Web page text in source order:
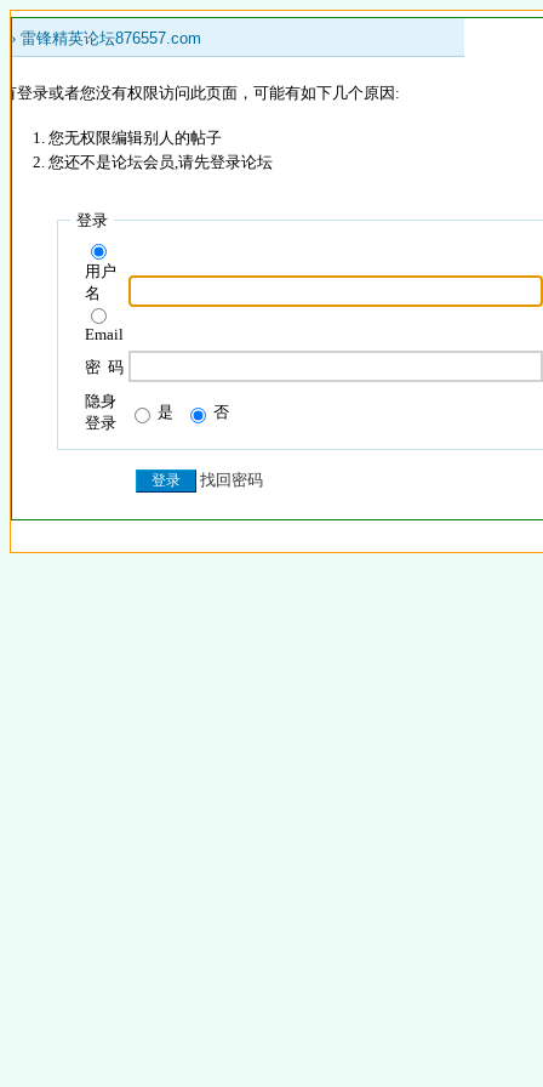
» 雷锋精英论坛876557.com
登录或者您没有权限访问此页面，可能有如下几个原因:
您无权限编辑别人的帖子
您还不是论坛会员,请先登录论坛
登录
用户
名
Email
密 码
隐身
登录
是 否
找回密码